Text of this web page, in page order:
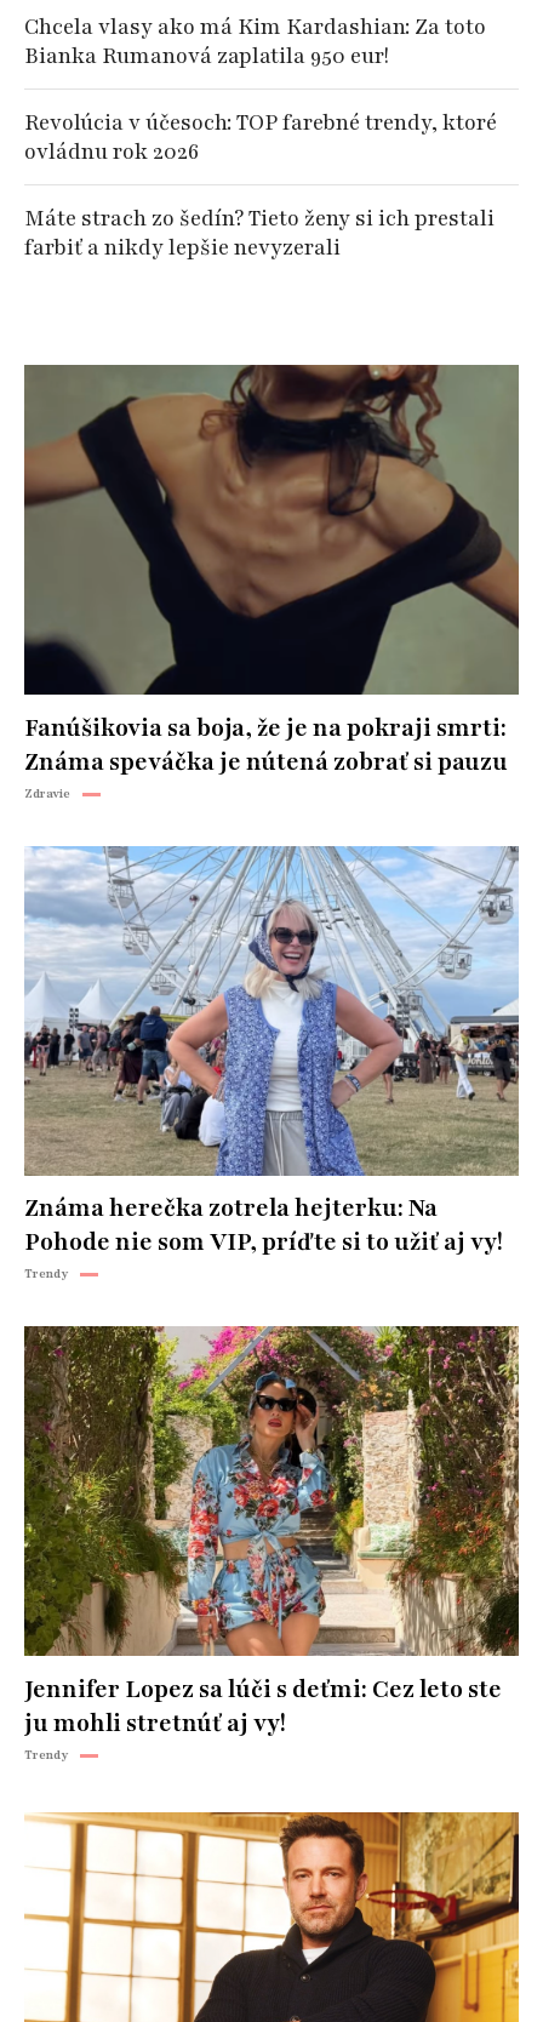
Chcela vlasy ako má Kim Kardashian: Za toto
Bianka Rumanová zaplatila 950 eur!
Revolúcia v účesoch: TOP farebné trendy, ktoré
ovládnu rok 2026
Máte strach zo šedín? Tieto ženy si ich prestali
farbiť a nikdy lepšie nevyzerali
Fanúšikovia sa boja, že je na pokraji smrti:
Známa speváčka je nútená zobrať si pauzu
Zdravie
Známa herečka zotrela hejterku: Na
Pohode nie som VIP, príďte si to užiť aj vy!
Trendy
Jennifer Lopez sa lúči s deťmi: Cez leto ste
ju mohli stretnúť aj vy!
Trendy